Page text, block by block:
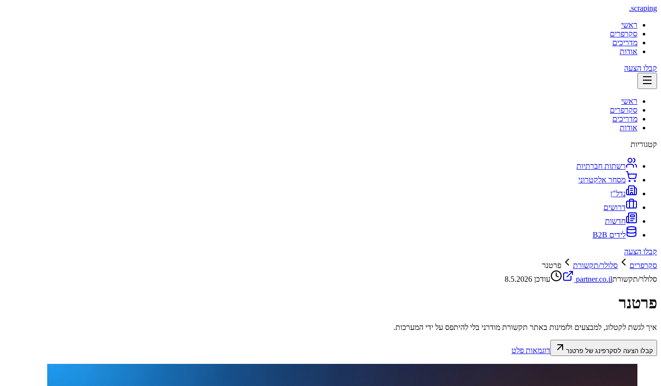
scraping
.
ראשי
סקרפרים
מדריכים
אודות
קבלו הצעה
ראשי
סקרפרים
מדריכים
אודות
קטגוריות
רשתות חברתיות
מסחר אלקטרוני
נדל"ן
דרושים
חדשות
לידים B2B
קבלו הצעה
סקרפרים
סלולר/תקשורת
פרטנר
סלולר/תקשורתpartner.co.il עודכן 8.5.2026
פרטנר
איך לגשת לקטלוג, למבצעים ולזמינות באתר תקשורת מודרני בלי להיתפס על ידי המערכות.
קבלו הצעה לסקרפינג של פרטנר דוגמאות פלט